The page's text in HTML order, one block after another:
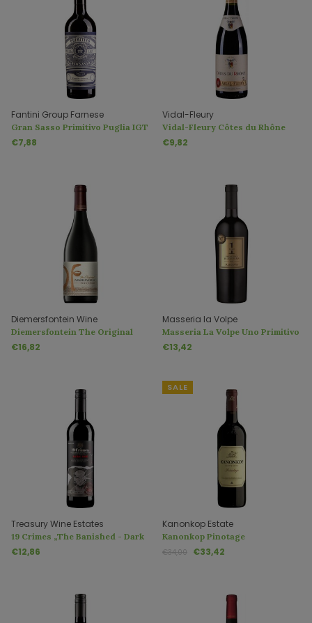
Fantini Group Farnese
Gran Sasso Primitivo Puglia IGT
€7,88
Vidal-Fleury
Vidal-Fleury Côtes du Rhône
Rouge AOC
€9,82
Diemersfontein Wine
Diemersfontein The Original
Pinotage
€16,82
Masseria la Volpe
Masseria La Volpe Uno Primitivo
di Manduria DOC Riserva
€13,42
Treasury Wine Estates
19 Crimes „The Banished - Dark
Red“
€12,86
SALE
Kanonkop Estate
Kanonkop Pinotage
€34,00 €33,42